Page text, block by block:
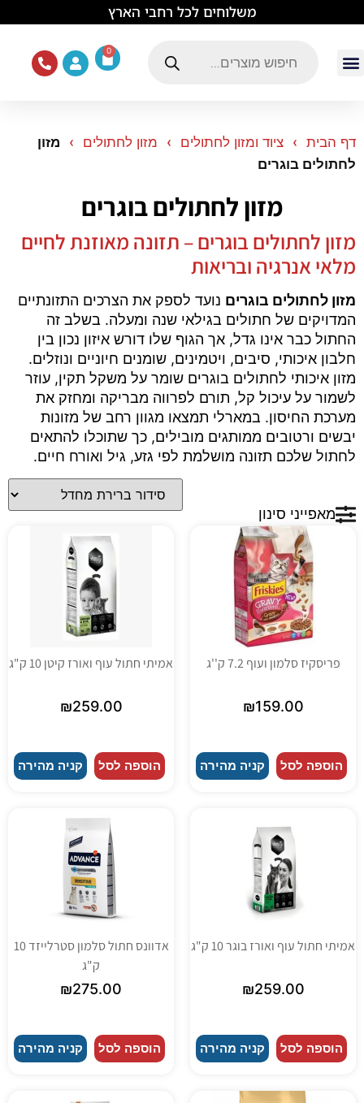
משלוחים לכל רחבי הארץ
0
דף הבית ציוד ומזון לחתולים מזון לחתולים
מזון
לחתולים בוגרים
מזון לחתולים בוגרים
מזון לחתולים בוגרים – תזונה מאוזנת לחיים
מלאי אנרגיה ובריאות
מזון לחתולים בוגרים נועד לספק את הצרכים התזונתיים
המדויקים של חתולים בגילאי שנה ומעלה. בשלב זה
החתול כבר אינו גדל, אך הגוף שלו דורש איזון נכון בין
חלבון איכותי, סיבים, ויטמינים, שומנים חיוניים ונוזלים.
מזון איכותי לחתולים בוגרים שומר על משקל תקין, עוזר
לשמור על עיכול קל, תורם לפרווה מבריקה ומחזק את
מערכת החיסון. במארלי תמצאו מגוון רחב של מזונות
יבשים ורטובים ממותגים מובילים, כך שתוכלו להתאים
לחתול שלכם תזונה מושלמת לפי גזע, גיל ואורח חיים.
מאפייני סינון
פריסקיז סלמון ועוף 7.2 ק''ג
₪159.00
הוספה לסל קניה מהירה
אמיתי חתול עוף ואורז קיטן 10 ק"ג
₪259.00
הוספה לסל קניה מהירה
אמיתי חתול עוף ואורז בוגר 10 ק"ג
₪259.00
הוספה לסל קניה מהירה
אדוונס חתול סלמון סטרלייזד 10
ק"ג
₪275.00
הוספה לסל קניה מהירה